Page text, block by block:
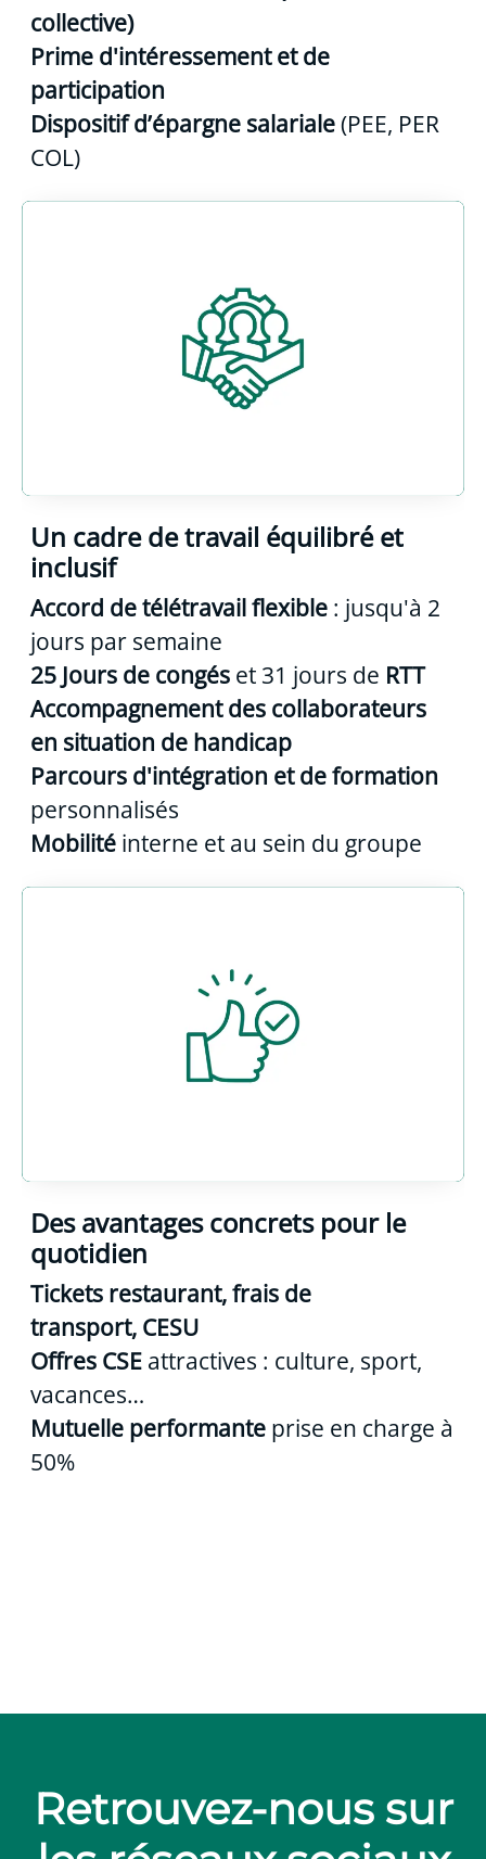
collective)
Prime d'intéressement et de
participation
Dispositif d’épargne salariale(PEE, PER
COL)
Un cadre de travail équilibré et
inclusif
Accord de télétravail flexible : jusqu'à 2
jours par semaine
25 Jours de congés et 31 jours de RTT
Accompagnement des collaborateurs
en situation de handicap
Parcours d'intégration et de formation
personnalisés
Mobilité interne et au sein du groupe
Des avantages concrets pour le
quotidien
Tickets restaurant, frais de
transport, CESU
Offres CSE attractives : culture, sport,
vacances…
Mutuelle performante prise en charge à
50%
Retrouvez-nous sur